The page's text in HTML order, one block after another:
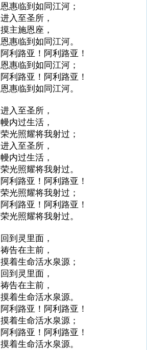
恩惠临到如同江河；
进入至圣所，
摸主施恩座，
恩惠临到如同江河。
阿利路亚！阿利路亚！
恩惠临到如同江河；
阿利路亚！阿利路亚！
恩惠临到如同江河。
进入至圣所，
幔内过生活，
荣光照耀将我射过；
进入至圣所，
幔内过生活，
荣光照耀将我射过。
阿利路亚！阿利路亚！
荣光照耀将我射过；
阿利路亚！阿利路亚！
荣光照耀将我射过。
回到灵里面，
祷告在主前，
摸着生命活水泉源；
回到灵里面，
祷告在主前，
摸着生命活水泉源。
阿利路亚！阿利路亚！
摸着生命活水泉源；
阿利路亚！阿利路亚！
摸着生命活水泉源。